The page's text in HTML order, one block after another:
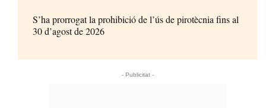
S’ha prorrogat la prohibició de l’ús de pirotècnia fins al
30 d’agost de 2026
- Publicitat -